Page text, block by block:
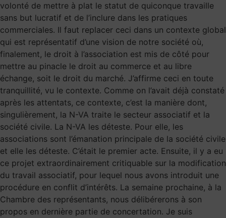
volonté de mettre à plat le statut de quiconque travaille
sans but lucratif et de l’inclure dans les pratiques
commerciales. Il faut replacer ceci dans un contexte global
qui est représentatif d’une vision de notre société où,
finalement, le droit à l’association est mis de côté pour
mettre au pinacle le droit au commerce et au libre
échange, soit le droit du marché. J’affirme ceci en toute
tranquillité, vu le contexte. Comme on l’avait déjà constaté
après les attentats, ce contexte, c’est la manière dont,
singulièrement, la N-VA traite le secteur associatif et la
société civile. La N-VA les déteste. Pour elle, les
associations sont l’émanation principale de la société civile
et elle les déteste. C’était le premier acte. Ensuite, il y a eu
ce projet extraordinairement critiquable sur la modification
du travail associatif, pour lequel nous avons introduit une
procédure en conflit d’intérêts. La semaine prochaine, à la
Chambre des représentants, nous délibérerons à son
propos en dernière partie de concertation. Je suis